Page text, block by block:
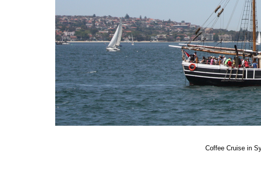
Coffee Cruise in